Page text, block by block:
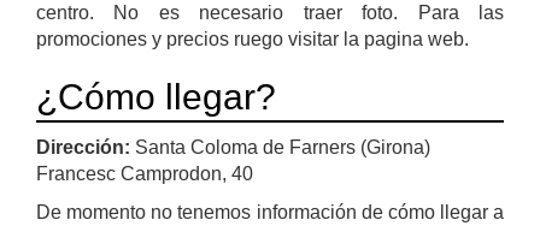
centro. No es necesario traer foto. Para las
promociones y precios ruego visitar la pagina web.
¿Cómo llegar?
Dirección: Santa Coloma de Farners (Girona)
Francesc Camprodon, 40
De momento no tenemos información de cómo llegar a